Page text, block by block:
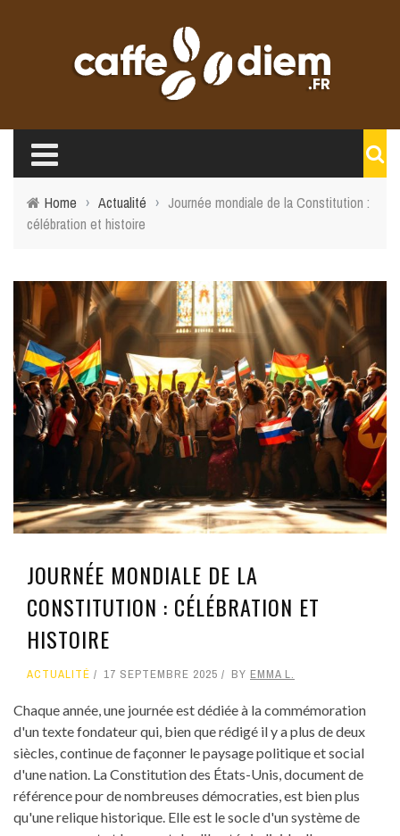
Home › Actualité › Journée mondiale de la Constitution :
célébration et histoire
JOURNÉE MONDIALE DE LA
CONSTITUTION : CÉLÉBRATION ET
HISTOIRE
ACTUALITÉ 17 SEPTEMBRE 2025 BY EMMA L.
Chaque année, une journée est dédiée à la commémoration
d'un texte fondateur qui, bien que rédigé il y a plus de deux
siècles, continue de façonner le paysage politique et social
d'une nation. La Constitution des États-Unis, document de
référence pour de nombreuses démocraties, est bien plus
qu'une relique historique. Elle est le socle d'un système de